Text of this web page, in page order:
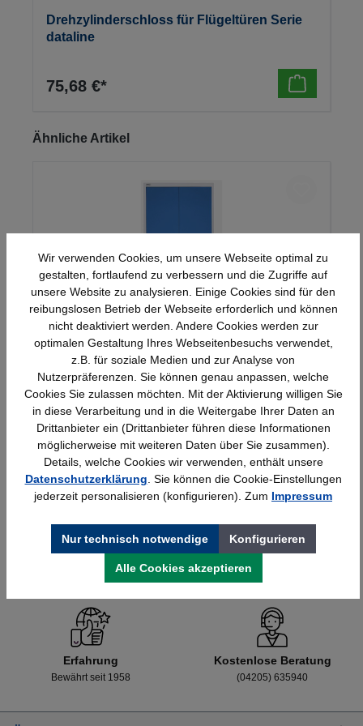
Drehzylinderschloss für Flügeltüren Serie
dataline
75,68 €*
Produktgalerie überspringen
Ähnliche Artikel
Stahl-Flügeltürenschrank Serie 950
428,40 €* Details
Schnelle Lieferung
Bundesweit
Topmarken
Faire Preise
Erfahrung
Bewährt seit 1958
Kostenlose Beratung
(04205) 635940
Wir verwenden Cookies, um unsere Webseite optimal zu
gestalten, fortlaufend zu verbessern und die Zugriffe auf
unsere Website zu analysieren. Einige Cookies sind für den
reibungslosen Betrieb der Webseite erforderlich und können
nicht deaktiviert werden. Andere Cookies werden zur
optimalen Gestaltung Ihres Webseitenbesuchs verwendet,
z.B. für soziale Medien und zur Analyse von
Nutzerpräferenzen. Sie können genau anpassen, welche
Cookies Sie zulassen möchten. Mit der Aktivierung willigen Sie
in diese Verarbeitung und in die Weitergabe Ihrer Daten an
Drittanbieter ein (Drittanbieter führen diese Informationen
möglicherweise mit weiteren Daten über Sie zusammen).
Details, welche Cookies wir verwenden, enthält unsere
Datenschutzerklärung . Sie können die Cookie-Einstellungen
jederzeit personalisieren (konfigurieren). Zum Impressum
Nur technisch notwendige Konfigurieren
Alle Cookies akzeptieren